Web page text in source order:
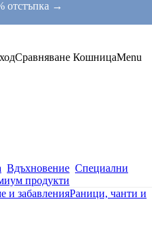
отстъпка →
Сравняване КошницаMenu
Вдъхновение Специални
продукти
и забавленияРаници, чанти и